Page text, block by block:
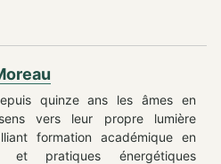
quinze ans les âmes en
vers leur propre lumière
formation académique en
et pratiques énergétiques